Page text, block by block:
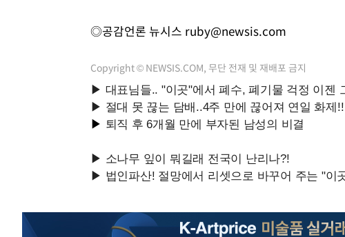
◎공감언론 뉴시스 ruby@newsis.com
Copyright © NEWSIS.COM, 무단 전재 및 재배포 금지